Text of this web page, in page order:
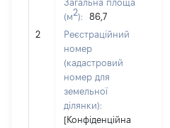
2
Загальна площа
(м2):
86,7
Реєстраційний
номер
(кадастровий
номер для
земельної
ділянки):
[Конфіденційна